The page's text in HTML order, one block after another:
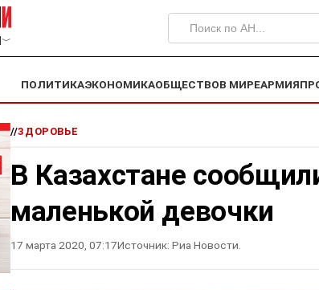
﹀
ПОЛИТИКАЭКОНОМИКАОБЩЕСТВОВ МИРЕАРМИЯ
//ЗДОРОВЬЕ
В Казахстане
маленькой девочки
17 марта 2020, 07:17Источник: Риа Новости.